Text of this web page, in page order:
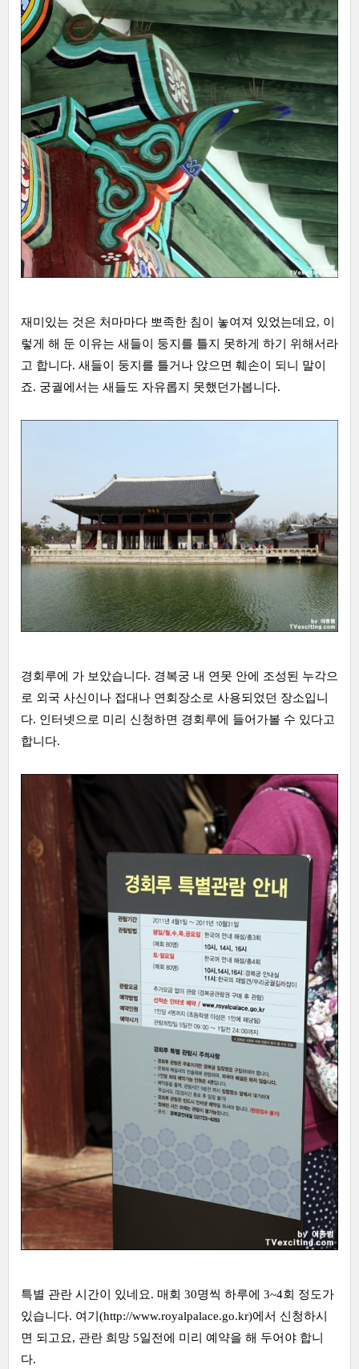
재미있는 것은 처마마다 뽀족한 침이 놓여져 있었는데요, 이
렇게 해 둔 이유는 새들이 둥지를 틀지 못하게 하기 위해서라
고 합니다. 새들이 둥지를 틀거나 앉으면 훼손이 되니 말이
죠. 궁궐에서는 새들도 자유롭지 못했던가봅니다.
경회루에 가 보았습니다. 경복궁 내 연못 안에 조성된 누각으
로 외국 사신이나 접대나 연회장소로 사용되었던 장소입니
다. 인터넷으로 미리 신청하면 경회루에 들어가볼 수 있다고
합니다.
특별 관란 시간이 있네요. 매회 30명씩 하루에 3~4회 정도가
있습니다. 여기(http://www.royalpalace.go.kr)에서 신청하시
면 되고요, 관란 희망 5일전에 미리 예약을 해 두어야 합니
다.